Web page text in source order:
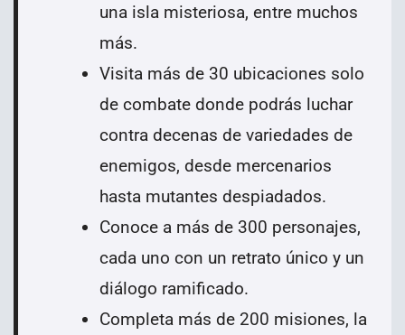
una isla misteriosa, entre muchos
más.
Visita más de 30 ubicaciones solo
de combate donde podrás luchar
contra decenas de variedades de
enemigos, desde mercenarios
hasta mutantes despiadados.
Conoce a más de 300 personajes,
cada uno con un retrato único y un
diálogo ramificado.
Completa más de 200 misiones, la